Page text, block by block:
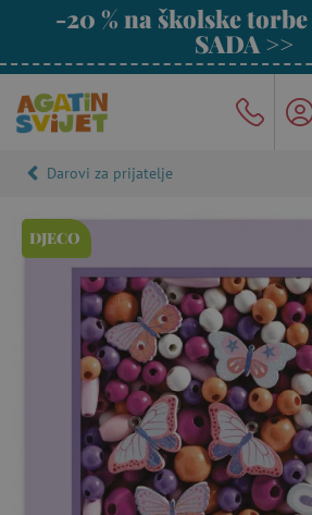
-20 % na školske torbe
SADA >>
Darovi za prijatelje
DJECO